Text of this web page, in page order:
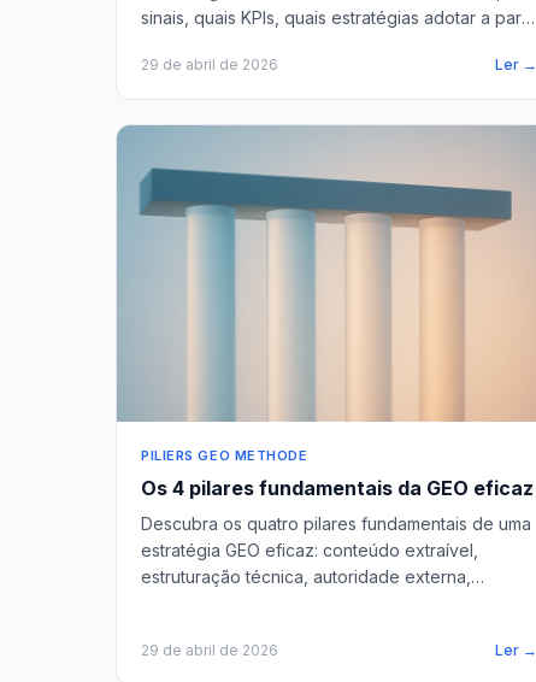
sinais, quais KPIs, quais estratégias adotar a partir
29 de abril de 2026 Ler →
PILIERS GEO METHODE
Os 4 pilares fundamentais da GEO eficaz
Descubra os quatro pilares fundamentais de uma
estratégia GEO eficaz: conteúdo extraível,
estruturação técnica, autoridade externa,
29 de abril de 2026 Ler →